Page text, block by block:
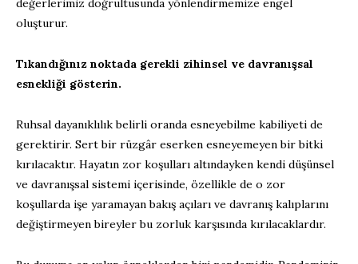
değerlerimiz doğrultusunda yönlendirmemize engel
oluşturur.
Tıkandığınız noktada gerekli zihinsel ve davranışsal
esnekliği gösterin.
Ruhsal dayanıklılık belirli oranda esneyebilme kabiliyeti de
gerektirir. Sert bir rüzgâr eserken esneyemeyen bir bitki
kırılacaktır. Hayatın zor koşulları altındayken kendi düşünsel
ve davranışsal sistemi içerisinde, özellikle de o zor
koşullarda işe yaramayan bakış açıları ve davranış kalıplarını
değiştirmeyen bireyler bu zorluk karşısında kırılacaklardır.